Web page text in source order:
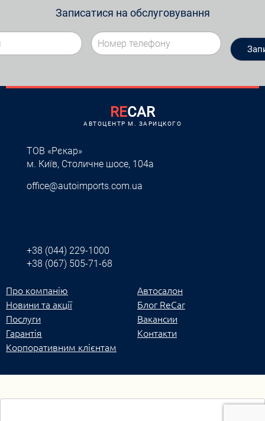
Записатися на обслуговування
RECAR
АВТОЦЕНТР M. ЗАРИЦКОГО
ТОВ «Рєкар»
м. Київ, Столичне шосе, 104а
office@autoimports.com.ua
+38 (044) 229-1000
+38 (067) 505-71-68
Про компанію
Новини та акції
Послуги
Гарантія
Корпоративним клієнтам
Автосалон
Блог ReCar
Вакансии
Контакти